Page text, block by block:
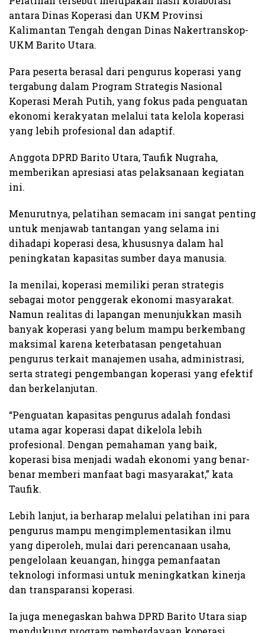
antara Dinas Koperasi dan UKM Provinsi
Kalimantan Tengah dengan Dinas Nakertranskop-
UKM Barito Utara.
Para peserta berasal dari pengurus koperasi yang
tergabung dalam Program Strategis Nasional
Koperasi Merah Putih, yang fokus pada penguatan
ekonomi kerakyatan melalui tata kelola koperasi
yang lebih profesional dan adaptif.
Anggota DPRD Barito Utara, Taufik Nugraha,
memberikan apresiasi atas pelaksanaan kegiatan
ini.
Menurutnya, pelatihan semacam ini sangat penting
untuk menjawab tantangan yang selama ini
dihadapi koperasi desa, khususnya dalam hal
peningkatan kapasitas sumber daya manusia.
Ia menilai, koperasi memiliki peran strategis
sebagai motor penggerak ekonomi masyarakat.
Namun realitas di lapangan menunjukkan masih
banyak koperasi yang belum mampu berkembang
maksimal karena keterbatasan pengetahuan
pengurus terkait manajemen usaha, administrasi,
serta strategi pengembangan koperasi yang efektif
dan berkelanjutan.
“Penguatan kapasitas pengurus adalah fondasi
utama agar koperasi dapat dikelola lebih
profesional. Dengan pemahaman yang baik,
koperasi bisa menjadi wadah ekonomi yang benar-
benar memberi manfaat bagi masyarakat,” kata
Taufik.
Lebih lanjut, ia berharap melalui pelatihan ini para
pengurus mampu mengimplementasikan ilmu
yang diperoleh, mulai dari perencanaan usaha,
pengelolaan keuangan, hingga pemanfaatan
teknologi informasi untuk meningkatkan kinerja
dan transparansi koperasi.
Ia juga menegaskan bahwa DPRD Barito Utara siap